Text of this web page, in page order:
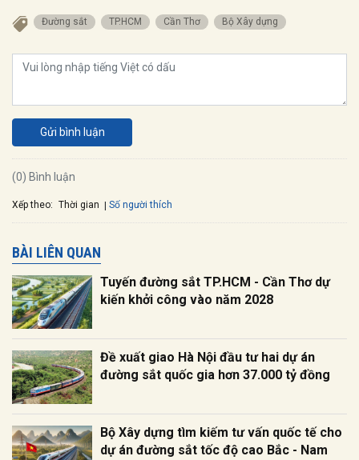
Đường sắt TP.HCM Cần Thơ Bộ Xây dựng
Gửi bình luận
(0) Bình luận
Xếp theo: Thời gian Số người thích
BÀI LIÊN QUAN
Tuyến đường sắt TP.HCM - Cần Thơ dự
kiến khởi công vào năm 2028
Đề xuất giao Hà Nội đầu tư hai dự án
đường sắt quốc gia hơn 37.000 tỷ đồng
Bộ Xây dựng tìm kiếm tư vấn quốc tế cho
dự án đường sắt tốc độ cao Bắc - Nam